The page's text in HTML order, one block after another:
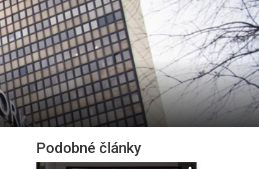
Podobné články